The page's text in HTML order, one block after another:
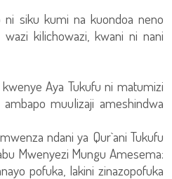
ni siku kumi na kuondoa neno
kilichowazi, kwani ni nani
Aya Tukufu ni matumizi
muulizaji ameshindwa
ndani ya Qur`ani Tukufu
Mwenyezi Mungu Amesema:
pofuka, lakini zinazopofuka